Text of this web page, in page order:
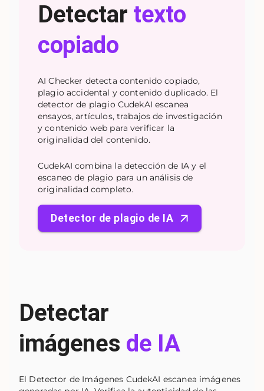
Detectar texto
copiado
AI Checker detecta contenido copiado,
plagio accidental y contenido duplicado. El
detector de plagio CudekAI escanea
ensayos, artículos, trabajos de investigación
y contenido web para verificar la
originalidad del contenido.
CudekAI combina la detección de IA y el
escaneo de plagio para un análisis de
originalidad completo.
Detector de plagio de IA
Detectar
imágenes de IA
El Detector de Imágenes CudekAI escanea imágenes